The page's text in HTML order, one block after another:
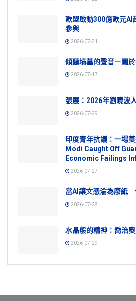
歐盟啟動300億歐元AI
參與
2026-07-31
傾聽墳墓的聲音－關
2026-07-17
張展：2026年劉曉波
2026-07-29
印度青年抗議：一場
Modi Caught Off
Economic Failings
2026-07-27
當AI讓文憑淪為廢紙
2026-07-28
水晶般的精神：喬治
2026-07-29